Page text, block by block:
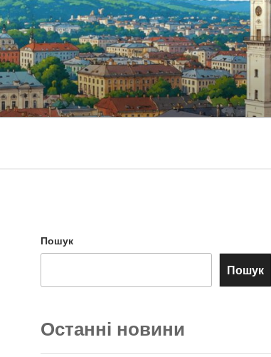
Пошук
Пошук
Останні новини